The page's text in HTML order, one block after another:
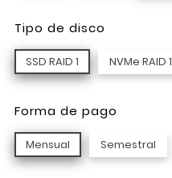
Tipo de disco
SSD RAID 1 NVMe RAID 1
Forma de pago
Mensual Semestral